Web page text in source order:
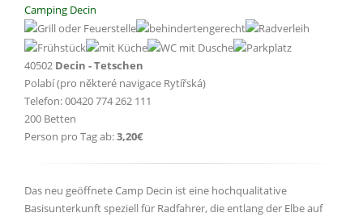
Camping Decin
40502 Decin - Tetschen
Polabí (pro některé navigace Rytířská)
Telefon: 00420 774 262 111
200 Betten
Person pro Tag ab:3,20€
Das neu geöffnete Camp Decin ist eine hochqualitative
Basisunterkunft speziell für Radfahrer, die entlang der Elbe auf